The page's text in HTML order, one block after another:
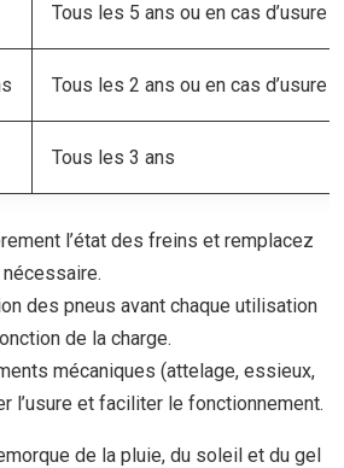
Tous les 5 ans ou en cas d’usure
Tous les 2 ans ou en cas d’usure
Tous les 3 ans
l’état des freins et remplacez
des pneus avant chaque utilisation
de la charge.
mécaniques (attelage, essieux,
l’usure et faciliter le fonctionnement.
de la pluie, du soleil et du gel